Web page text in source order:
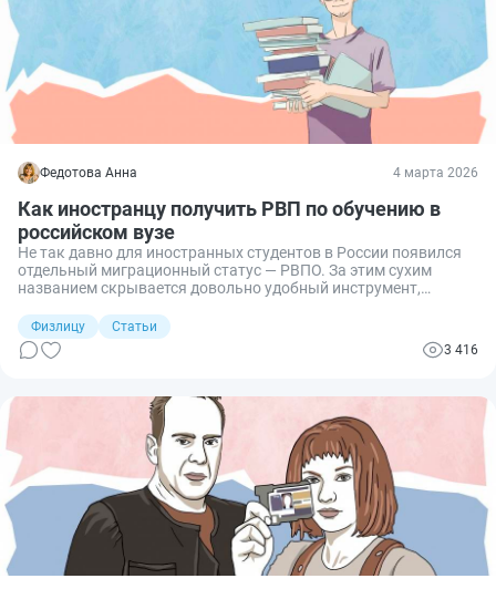
Федотова Анна 4 марта 2026
Как иностранцу получить РВП по обучению в
российском вузе
Не так давно для иностранных студентов в России появился
отдельный миграционный статус — РВПО. За этим сухим
названием скрывается довольно удобный инструмент,
без лишних миграционных сложностей. Сегодня расскажу о
нем всё самое интересное.
Физлицу
Статьи
3 416